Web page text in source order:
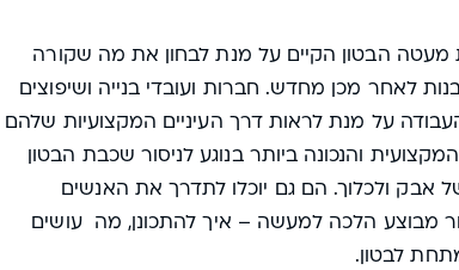
הבטון הקיים על מנת לבחון את מה שקורה
לאחר מכן מחדש. חברות ועובדי בנייה ושיפוצים
על מנת לראות דרך העיניים המקצועיות שלהם
והנכונה ביותר בנוגע לניסור שכבת הבטון
אבק ולכלוך. הם גם יוכלו לתדרך את האנשים
מבוצע הלכה למעשה – איך להתכונן, מה עושים
לבטון.